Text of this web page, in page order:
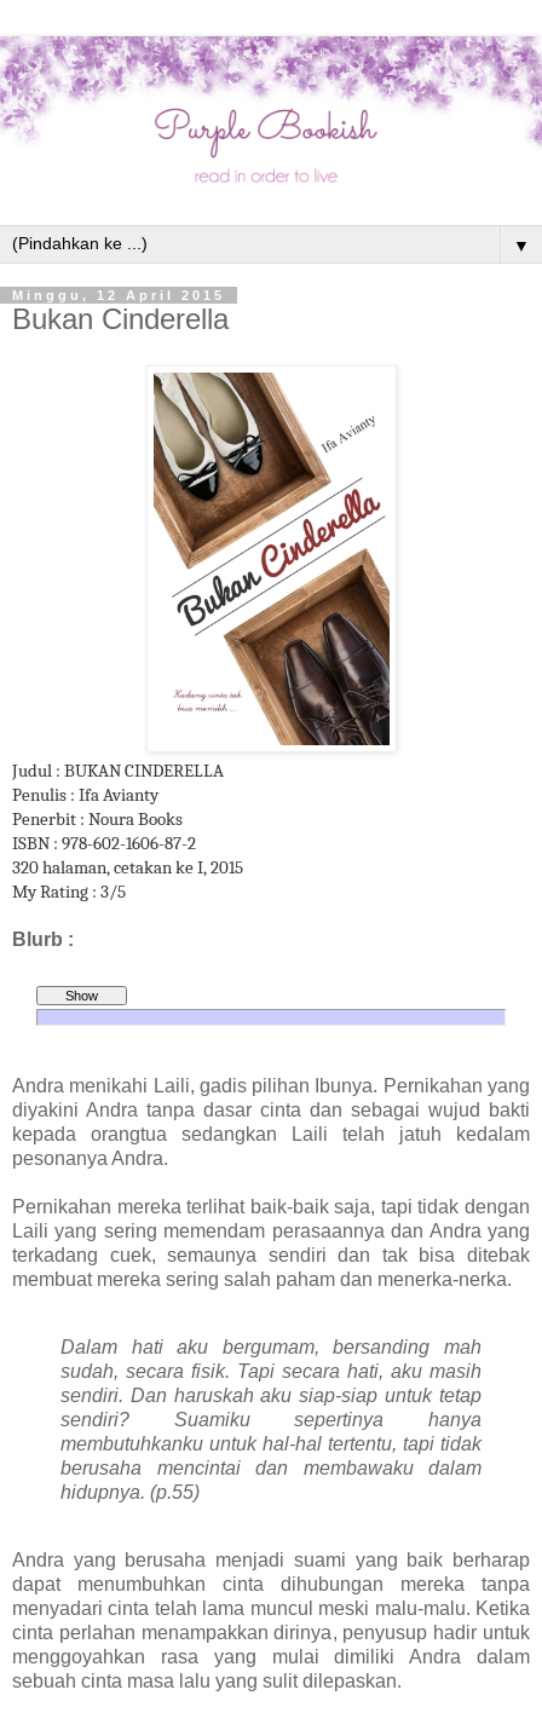
▼
Minggu, 12 April 2015
Bukan Cinderella
Judul : BUKAN CINDERELLA
Penulis : Ifa Avianty
Penerbit : Noura Books
ISBN : 978-602-1606-87-2
320 halaman, cetakan ke I, 2015
My Rating : 3/5
Blurb :
Andra menikahi Laili, gadis pilihan Ibunya. Pernikahan yang
diyakini Andra tanpa dasar cinta dan sebagai wujud bakti
kepada orangtua sedangkan Laili telah jatuh kedalam
pesonanya Andra.
Pernikahan mereka terlihat baik-baik saja, tapi tidak dengan
Laili yang sering memendam perasaannya dan Andra yang
terkadang cuek, semaunya sendiri dan tak bisa ditebak
membuat mereka sering salah paham dan menerka-nerka.
Dalam hati aku bergumam, bersanding mah
sudah, secara fisik. Tapi secara hati, aku masih
sendiri. Dan haruskah aku siap-siap untuk tetap
sendiri? Suamiku sepertinya hanya
membutuhkanku untuk hal-hal tertentu, tapi tidak
berusaha mencintai dan membawaku dalam
hidupnya. (p.55)
Andra yang berusaha menjadi suami yang baik berharap
dapat menumbuhkan cinta dihubungan mereka tanpa
menyadari cinta telah lama muncul meski malu-malu. Ketika
cinta perlahan menampakkan dirinya, penyusup hadir untuk
menggoyahkan rasa yang mulai dimiliki Andra dalam
sebuah cinta masa lalu yang sulit dilepaskan.